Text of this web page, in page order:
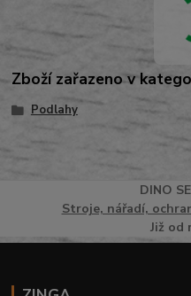
Zboží zařazeno v
Podlahy
DINO
Stroje, nářadí,
Již od